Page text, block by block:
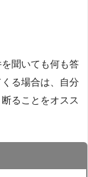
聞いても何も答
る場合は、自分
ることをオスス